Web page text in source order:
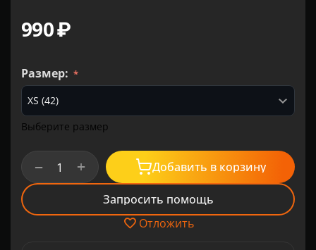
‍990‍₽
Размер:
Выберите размер
+
− Добавить в корзину
Запросить помощь
Отложить